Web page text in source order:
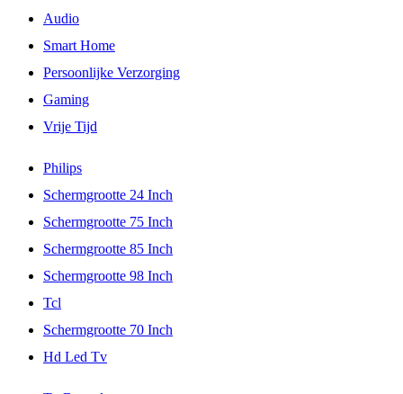
Audio
Smart Home
Persoonlijke Verzorging
Gaming
Vrije Tijd
Philips
Schermgrootte 24 Inch
Schermgrootte 75 Inch
Schermgrootte 85 Inch
Schermgrootte 98 Inch
Tcl
Schermgrootte 70 Inch
Hd Led Tv